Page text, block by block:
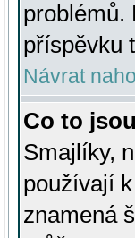
problémů.
příspěvku
Návrat
Co to
Smajlíky,
používají
znamená